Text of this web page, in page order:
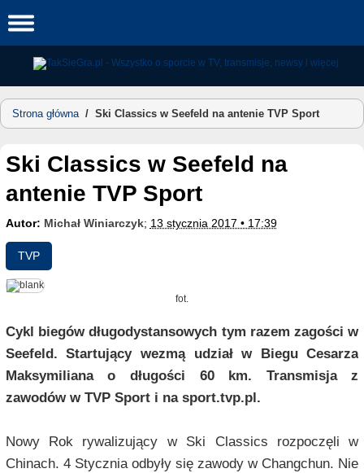
to
Strona główna/ Ski Classics w Seefeld na antenie TVP Sport
Ski Classics w Seefeld na
antenie TVP Sport
Autor: Michał Winiarczyk; 13 stycznia 2017 • 17:39
TVP
fot.
Cykl biegów długodystansowych tym razem zagości w
Seefeld. Startujący wezmą udział w Biegu Cesarza
Maksymiliana o długości 60 km. Transmisja z
zawodów w TVP Sport i na sport.tvp.pl.
Nowy Rok rywalizujący w Ski Classics rozpoczęli w
Chinach. 4 Stycznia odbyły się zawody w Changchun. Nie